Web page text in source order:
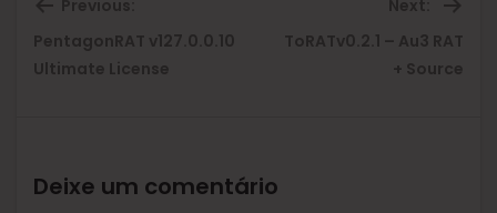
Previous:
Previous
PentagonRAT v127.0.0.10
Ultimate License
Next:
ToRATv0.2.1 – Au3 RAT
+ Source
Deixe um comentário